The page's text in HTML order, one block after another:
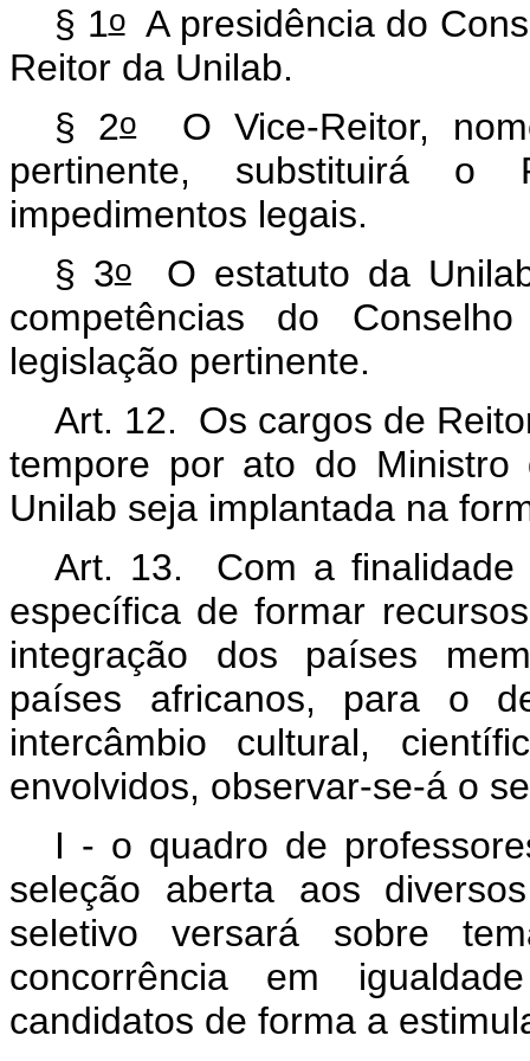
§ 1oA presidência do
Reitor da Unilab.
§ 2oO Vice-Reitor,
pertinente, substituirá
impedimentos legais.
§ 3oO estatuto da
competências do
legislação pertinente.
Art. 12. Os cargos de
tempore por ato do
Unilab seja implantada na
Art. 13. Com a finalidade
específica de formar
integração dos países
países africanos, para o
intercâmbio cultural,
envolvidos, observar-se-á o
I - o quadro de
seleção aberta aos
seletivo versará sobre
concorrência em
candidatos de forma a